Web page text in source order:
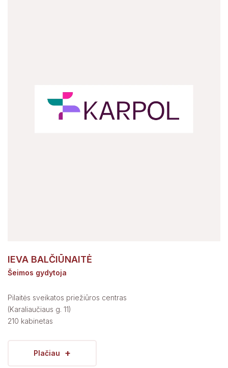
IEVA BALČIŪNAITĖ
Šeimos gydytoja
Pilaitės sveikatos priežiūros centras
(Karaliaučiaus g. 11)
210 kabinetas
Plačiau +